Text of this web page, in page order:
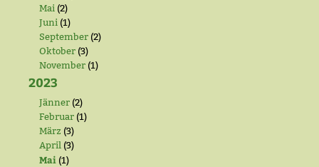
Mai (2)
Juni (1)
September (2)
Oktober (3)
November (1)
2023
Jänner (2)
Februar (1)
März (3)
April (3)
Mai (1)